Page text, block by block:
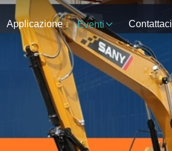
Applicazione Eventi Contattaci